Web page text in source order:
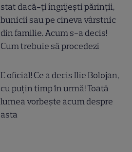
stat dacă-ți îngrijești părinții,
bunicii sau pe cineva vârstnic
din familie. Acum s-a decis!
Cum trebuie să procedezi
E oficial! Ce a decis Ilie Bolojan,
cu puțin timp în urmă! Toată
lumea vorbește acum despre
asta